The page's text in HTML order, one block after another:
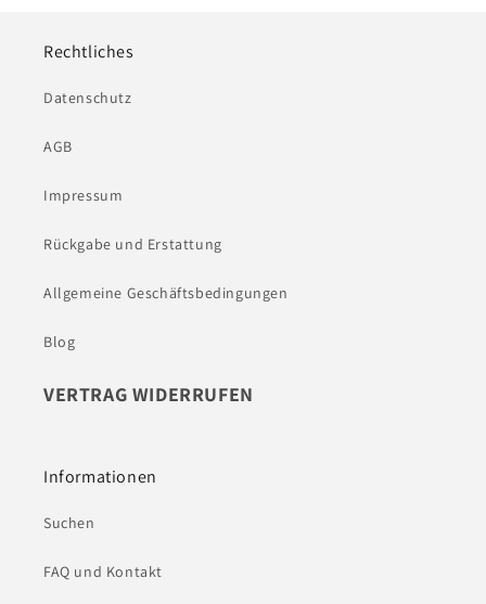
Rechtliches
Datenschutz
AGB
Impressum
Rückgabe und Erstattung
Allgemeine Geschäftsbedingungen
Blog
VERTRAG WIDERRUFEN
Informationen
Suchen
FAQ und Kontakt